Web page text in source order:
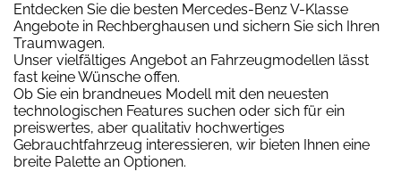
Entdecken Sie die besten Mercedes-Benz V-Klasse
Angebote in Rechberghausen und sichern Sie sich Ihren
Traumwagen.
Unser vielfältiges Angebot an Fahrzeugmodellen lässt
fast keine Wünsche offen.
Ob Sie ein brandneues Modell mit den neuesten
technologischen Features suchen oder sich für ein
preiswertes, aber qualitativ hochwertiges
Gebrauchtfahrzeug interessieren, wir bieten Ihnen eine
breite Palette an Optionen.